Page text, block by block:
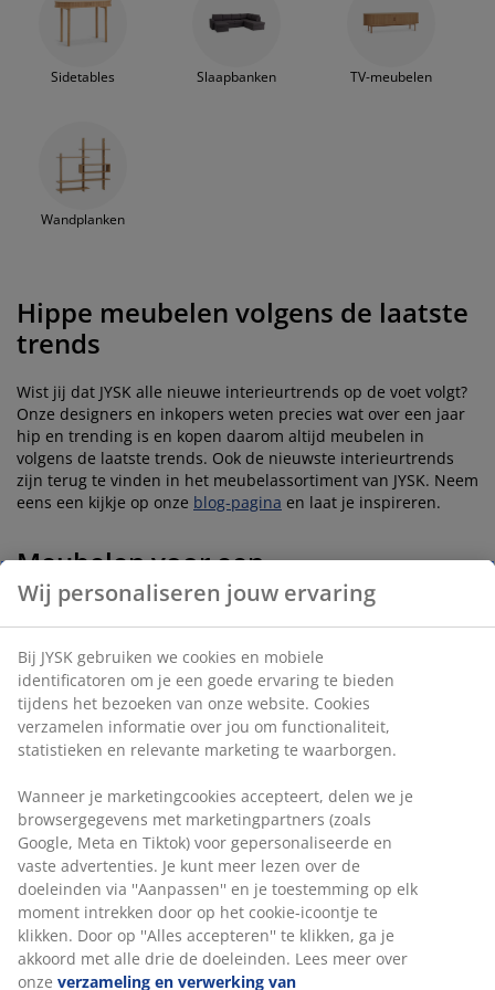
Sidetables Slaapbanken TV-meubelen
Wandplanken
Hippe meubelen volgens de laatste
trends
Wist jij dat JYSK alle nieuwe interieurtrends op de voet volgt?
Onze designers en inkopers weten precies wat over een jaar
hip en trending is en kopen daarom altijd meubelen in
volgens de laatste trends. Ook de nieuwste interieurtrends
zijn terug te vinden in het meubelassortiment van JYSK. Neem
eens een kijkje op onze blog-pagina en laat je inspireren.
Meubelen voor een
kleine woonkamer
of studentenkamer
Bij JYSK weten we dat elk huis anders is en daarom hebben
we voor elke woning een bank of kast die goed past. Heb je
een kleine woonkamer? Geen probleem, we hebben ook
banken en bijzettafels die juist geschikt zijn voor een kleine
ruimte. Combineer bijvoorbeeld een bedbank met kleine
grote salontafel neer te zetten en kan al je bezoek toch hun
kopje koffie kwijt. Je kunt ook kiezen voor een heerlijke
fauteuil metpoef zodat je lekker lang uit kan liggen en het
toch weinig ruimte inneemt. Wandkasten zijn ideaal voor een
kleine woonkamer, want daar kun je mooie accessoires op
laten zien zonder dat het een plaats op de vloer nodig heeft.
Heb je voldoende ruimte? Ga dan voor een comfortabele
hoekbankof een bank met chaise longue.
Wij personaliseren jouw ervaring
Bij JYSK gebruiken we cookies en mobiele
identificatoren om je een goede ervaring te bieden
tijdens het bezoeken van onze website. Cookies
verzamelen informatie over jou om functionaliteit,
statistieken en relevante marketing te waarborgen.
Wanneer je marketingcookies accepteert, delen we je
browsergegevens met marketingpartners (zoals
Google, Meta en Tiktok) voor gepersonaliseerde en
vaste advertenties. Je kunt meer lezen over de
doeleinden via ''Aanpassen'' en je toestemming op elk
moment intrekken door op het cookie-icoontje te
klikken. Door op ''Alles accepteren'' te klikken, ga je
akkoord met alle drie de doeleinden. Lees meer over
onze verzameling en verwerking van